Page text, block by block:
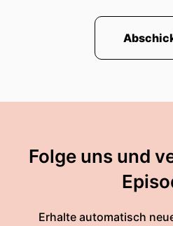
Folge uns und
Erhalte automatisch